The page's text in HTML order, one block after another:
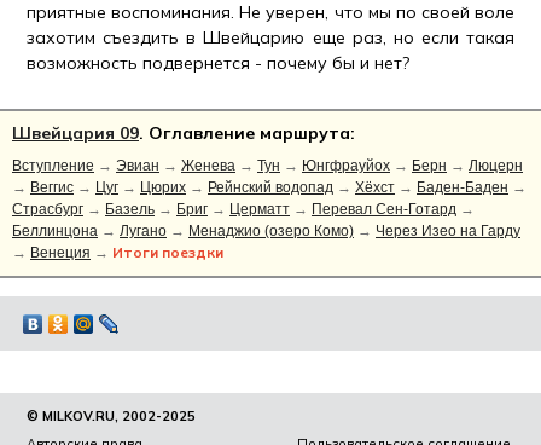
приятные воспоминания. Не уверен, что мы по своей воле
захотим съездить в Швейцарию еще раз, но если такая
возможность подвернется - почему бы и нет?
Швейцария 09. Оглавление маршрута:
Вступление → Эвиан → Женева → Тун → Юнгфрауйох → Берн → Люцерн
→ Веггис → Цуг → Цюрих → Рейнский водопад → Хёхст → Баден-Баден →
Страсбург → Базель → Бриг → Церматт → Перевал Сен-Готард →
Беллинцона → Лугано → Менаджио (озеро Комо) → Через Изео на Гарду
→ Венеция → Итоги поездки
© MILKOV.RU, 2002-2025